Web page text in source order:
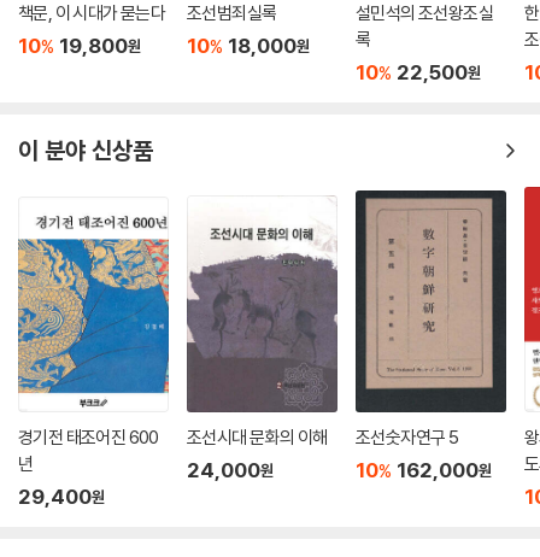
지금 여기 필요한 정치
세종은 피로 얼룩지고 너덜너덜해진 조선을 물려받은 비운의 왕이었다. 처
폐위된 뒤에야 즉위하였다. 양녕대군의 견제와 태종의 기세에 기가 눌릴
작부터 이기기 매우 힘든 싸움을 시작한 상황에, 놀랍게도 세종은 즉위하
자마자 다양한 개혁과 제도 정비를 실시했다. 세종이 내놓는 모든 정책과
제도 개혁은 ‘백성을 위하고 사랑하는 마음’을 바탕으로 발현된 것이기에
조선 초기 세종의 시대는 백성들이 살기 좋은 세상, 왕이 왕다운 세상이었
다.
분야를 가리지 않는 천재성, 끊임없는 독서와 공부로, 학문에 있어서 그에
게 대적할 만한 인물은 아무도 없었다. 하지만 세종은 모든 신하들이 만장
일치로 수긍을 해야만 다음 단계를 실시하는 타고난 민주주의자였다. 그렇
게 그는 왕으로 사는 내내 수많은 정치적 성과와 문화 전반의 업적을 이룬
다. 그는 겉으로는 명나라에 사대하는 자세를 취했지만, 마음속 깊이 조선
책문, 이 시대가 묻는다
10% 19,800원
조선범죄실록
10% 18,000원
설민석의 조선왕조실
록
10% 22,500원
이 분야 신상품
경기전 태조어진 600
년
29,400원
조선시대 문화의 이해
24,000원
조선숫자연구 5
10% 162,000원